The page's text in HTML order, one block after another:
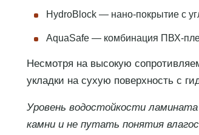
HydroBlock — нано-покрытие с
AquaSafe — комбинация ПВХ-
Несмотря на высокую
укладки на сухую поверхность с
Уровень водостойкости
камни и не путать понятия